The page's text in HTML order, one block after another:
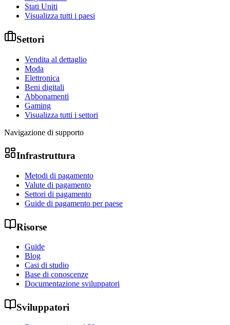
Stati Uniti
Visualizza tutti i paesi
Settori
Vendita al dettaglio
Moda
Elettronica
Beni digitali
Abbonamenti
Gaming
Visualizza tutti i settori
Navigazione di supporto
Infrastruttura
Metodi di pagamento
Valute di pagamento
Settori di pagamento
Guide di pagamento per paese
Risorse
Guide
Blog
Casi di studio
Base di conoscenze
Documentazione sviluppatori
Sviluppatori